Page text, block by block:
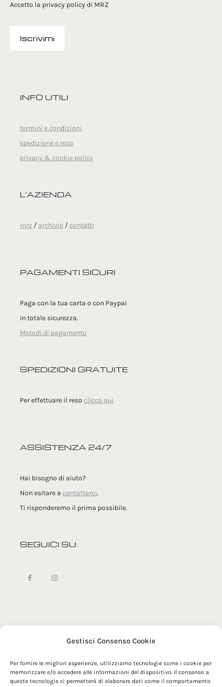
Gestisci Consenso Cookie
Per fornire le migliori esperienze, utilizziamo tecnologie come i cookie per
memorizzare e/o accedere alle informazioni del dispositivo. Il consenso a
queste tecnologie ci permetterà di elaborare dati come il comportamento
Accetto la privacy policy di MRZ
INFO UTILI
termini e condizioni
spedizione e reso
privacy & cookie policy
L'AZIENDA
mrz / archivio /contatti
PAGAMENTI SICURI
Paga con la tua carta o con Paypal
in totale sicurezza.
Metodi di pagamento
SPEDIZIONI GRATUITE
Per effettuare il reso clicca qui
ASSISTENZA 24/7
Hai bisogno di aiuto?
Non esitare a contattarci.
Ti risponderemo il prima possibile.
SEGUICI SU:
- 63900 - Fermo (FM) | P. IVA 00179210448